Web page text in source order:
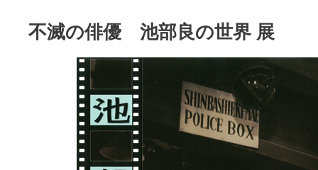
不滅の俳優 池部良の世界 展